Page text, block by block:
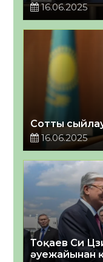
16.06.2025
Сотты
16.06.2025
Тоқаев Си
әуежайынан